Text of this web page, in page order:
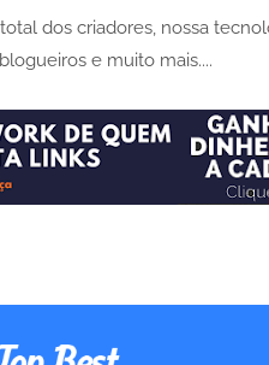
dos criadores, nossa
e muito mais....